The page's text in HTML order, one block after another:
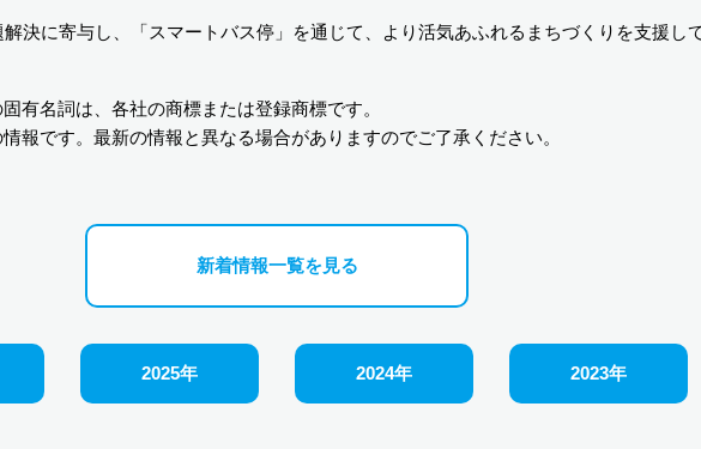
決に寄与し、「スマートバス停」を通じて、より活気あふれるまちづくりを支援し
有名詞は、各社の商標または登録商標です。
報です。最新の情報と異なる場合がありますのでご了承ください。
新着情報一覧を見る
2025年 2024年 2023年